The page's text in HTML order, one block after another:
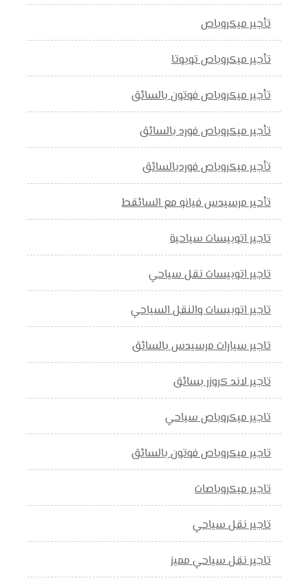
تأجير ميكروباص
تأجير ميكروباص تويوتا
تأجير ميكروباص فوتون بالسائق
تأجير ميكروباص فورد بالسائق
تأجير ميكروباص فوردبالسائق
تأحير مرسيدس فيانو مع السائقط
تاجير اتوبيسات سياحية
تاجير اتوبيسات نقل سياحي
تاجير اتوبيسات والنقل السياحي
تاجير سيارات مرسيدس بالسائق
تاجير لاند كروزر بسائق
تاجير ميكروباص سياحي
تاجير ميكروباص فوتون بالسائق
تاجير ميكروباصات
تاجير نقل سياحي
تاجير نقل سياحي مميز